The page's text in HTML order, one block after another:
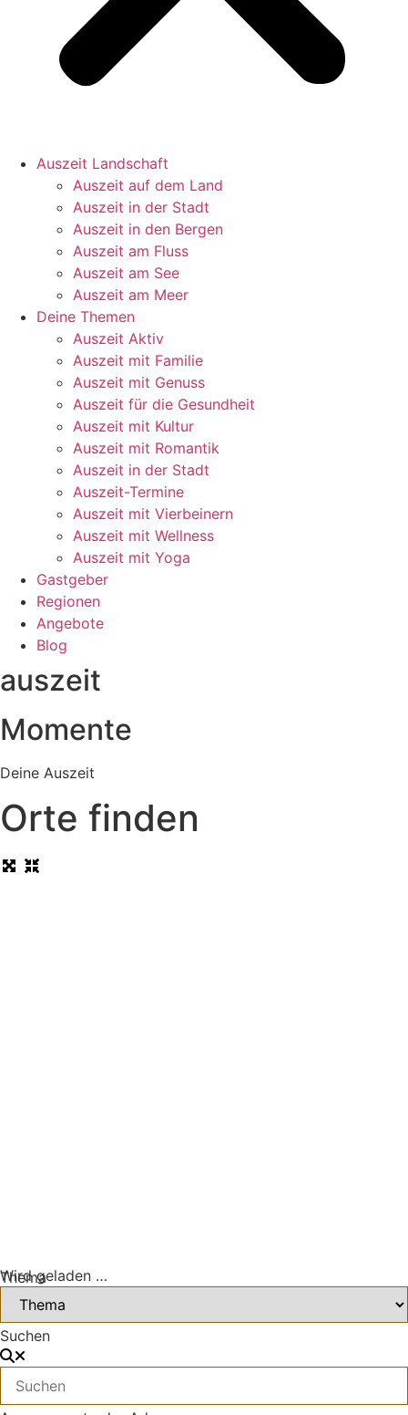
Auszeit Landschaft
Auszeit auf dem Land
Auszeit in der Stadt
Auszeit in den Bergen
Auszeit am Fluss
Auszeit am See
Auszeit am Meer
Deine Themen
Auszeit Aktiv
Auszeit mit Familie
Auszeit mit Genuss
Auszeit für die Gesundheit
Auszeit mit Kultur
Auszeit mit Romantik
Auszeit in der Stadt
Auszeit-Termine
Auszeit mit Vierbeinern
Auszeit mit Wellness
Auszeit mit Yoga
Gastgeber
Regionen
Angebote
Blog
auszeit
Momente
Deine Auszeit
Orte finden
Wird geladen …
Thema
Suchen